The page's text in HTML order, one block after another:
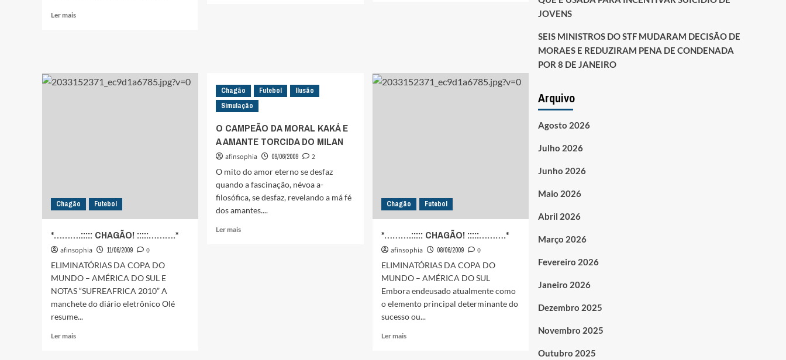
Ler maisLeia
E
SILÊNCIO
DOS
‘BOLEIROS’
E
A
Chagão Futebol
*……….::::: CHAGÃO! :::::……….*
afinsophia 11/06/2009
0
ELIMINATÓRIAS DA COPA DO
MUNDO – AMÉRICA DO SUL E
NOTAS “SUFREAFRICA 2010” A
manchete do diário eletrônico Olé
resume...
Ler maisLeia
Chagão Futebol
Ilusão
Simulação
O CAMPEÃO DA MORAL KAKÁ E
A AMANTE TORCIDA DO MILAN
afinsophia 09/06/2009
2
O mito do amor eterno se desfaz
quando a fascinação, névoa a-
filosófica, se desfaz, revelando a má fé
dos amantes....
Ler maisLeia
Chagão Futebol
*……….::::: CHAGÃO! :::::……….*
afinsophia 08/06/2009
0
ELIMINATÓRIAS DA COPA DO
MUNDO – AMÉRICA DO SUL
Embora endeusado atualmente como
o elemento principal determinante do
sucesso ou...
Ler maisLeia
JOVENS
SEIS MINISTROS DO STF MUDARAM DECISÃO DE
MORAES E REDUZIRAM PENA DE CONDENADA
POR 8 DE JANEIRO
Arquivo
Agosto 2026
Julho 2026
Junho 2026
Maio 2026
Abril 2026
Março 2026
Fevereiro 2026
Janeiro 2026
Dezembro 2025
Novembro 2025
Outubro 2025